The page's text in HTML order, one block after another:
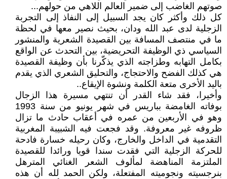
صوتهم الغاضب إلى ضمير العالم اللاهي من حولهم...
كل ذلك وأكثر كان يجد السبيل إلى النفاذ إلى التجربة
الزجلية لدى عبد الله ودان، بحيث نصير معها في لحظة
ما في منتصف المسافة بين القصيدة الشعرية والمنشور
السياسي ذي الوظيفة التحريضية، بين التحدث عن الواقع
بكامل التهابه وطزاجته الذي يذكّرنا بأن وظيفة القصيدة
هي كذلك الفضح والاحتجاج، والتحليق الشعري الذي يقدم
باليد الأخرى متعة الكلمة ونشوة الإيقاع..
وأخيرا، فقد شاء القدر أن تنتهي مسيرة هذا الزجال
بوفاته الغامضة بباريس في شهر يونيو من سنة 1993
وهو في الأربعين من عمره في أعقاب حادث ما تزال
ظروفه غير معروفة. وقد فجعت فيه الشبيبة المغربية
التقدمية في الداخل والخارج، وكان رحيله خسارة فادحة
للحركة الزجلية التي فقدت سندا قويا ورائدا للقصيدة
الملتزمة المناهضة لمألوف الشعر الغنائي المترهل
بنرجسيته ونجوميته المفتعلة، ولكن الحمد لله أن هذه